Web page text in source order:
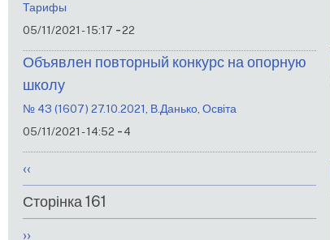
Тарифы
05/11/2021 - 15:17 -22
Объявлен повторный конкурс на опорную
школу
№ 43 (1607) 27.10.2021 В.Данько Освіта
05/11/2021 - 14:52 -4
Розбивка
на
сторінки
Попередня
сторінка
‹‹
Сторінка 161
Наступна
››